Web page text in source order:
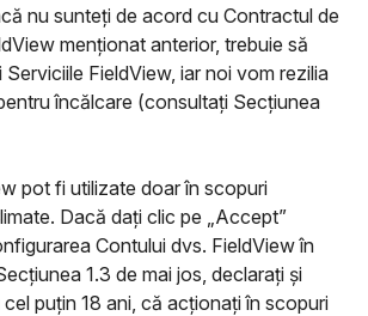
nu sunteți de acord cu Contractul de
menționat anterior, trebuie să
FieldView, iar noi vom rezilia
încălcare (consultați Secțiunea
pot fi utilizate doar în scopuri
Dacă dați clic pe „Accept”
Contului dvs. FieldView în
1.3 de mai jos, declarați și
puțin 18 ani, că acționați în scopuri